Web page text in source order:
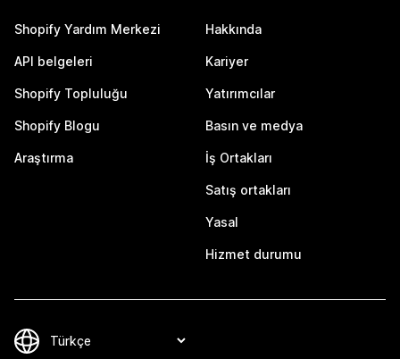
Shopify Yardım Merkezi
API belgeleri
Shopify Topluluğu
Shopify Blogu
Araştırma
Hakkında
Kariyer
Yatırımcılar
Basın ve medya
İş Ortakları
Satış ortakları
Yasal
Hizmet durumu